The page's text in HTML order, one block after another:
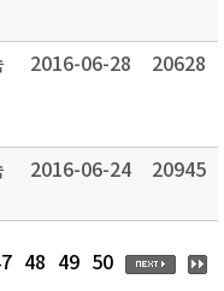
2016-06-28 20628
2016-06-24 20945
48 49
50